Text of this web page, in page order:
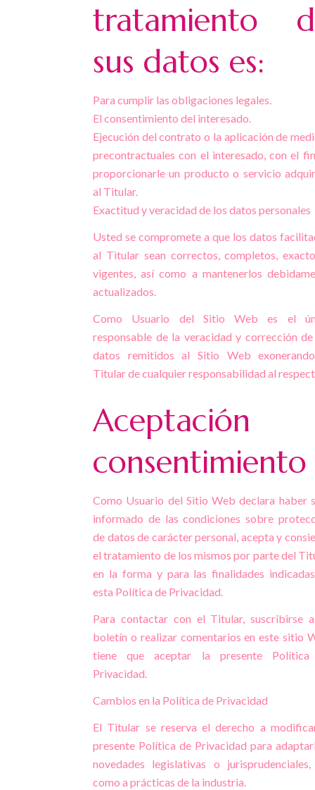
tratamiento
sus datos es:
Para cumplir las obligaciones legales.
El consentimiento del interesado.
Ejecución del contrato o la aplicación de
precontractuales con el interesado, con el
proporcionarle un producto o servicio
al Titular.
Exactitud y veracidad de los datos personales
Usted se compromete a que los datos
al Titular sean correctos, completos,
vigentes, así como a mantenerlos
actualizados.
Como Usuario del Sitio Web es el
responsable de la veracidad y corrección
datos remitidos al Sitio Web
Titular de cualquier responsabilidad al
Aceptación
consentimiento
Como Usuario del Sitio Web declara haber
informado de las condiciones sobre
de datos de carácter personal, acepta y
el tratamiento de los mismos por parte del
en la forma y para las finalidades
esta Política de Privacidad.
Para contactar con el Titular, suscribirse
boletín o realizar comentarios en este sitio
tiene que aceptar la presente
Privacidad.
Cambios en la Política de Privacidad
El Titular se reserva el derecho a
presente Política de Privacidad para
novedades legislativas o
como a prácticas de la industria.